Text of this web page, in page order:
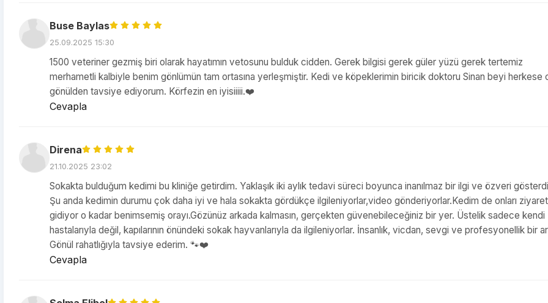
Buse Baylas
25.09.2025 15:30
1500 veteriner gezmiş biri olarak hayatımın vetosunu bulduk cidden. Gerek bilgisi gerek güler yüzü gerek tertemiz
merhametli kalbiyle benim gönlümün tam ortasına yerleşmiştir. Kedi ve köpeklerimin biricik doktoru Sinan beyi herkese
gönülden tavsiye ediyorum. Körfezin en iyisiiiii.❤️
Cevapla
Direna
21.10.2025 23:02
Sokakta bulduğum kedimi bu kliniğe getirdim. Yaklaşık iki aylık tedavi süreci boyunca inanılmaz bir ilgi ve özveri
Şu anda kedimin durumu çok daha iyi ve hala sokakta gördükçe ilgileniyorlar,video gönderiyorlar.Kedim de onları
gidiyor o kadar benimsemiş orayı.Gözünüz arkada kalmasın, gerçekten güvenebileceğiniz bir yer. Üstelik sadece kendi
hastalarıyla değil, kapılarının önündeki sokak hayvanlarıyla da ilgileniyorlar. İnsanlık, vicdan, sevgi ve profesyonellik bir
Gönül rahatlığıyla tavsiye ederim. 🐾❤️
Cevapla